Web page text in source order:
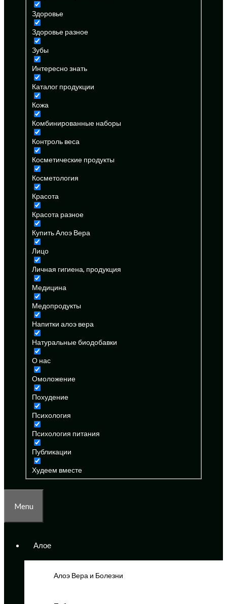
Здоровье
Здоровье разное
Зубы
Интересно знать
Каталог продукции
Кожа
Комбинированные наборы
Контроль веса
Косметические продукты
Косметология
Красота
Красота разное
Купить Алоэ Вера
Лицо
Личная гигиена, продукция
Медицина
Медопродукты
Напитки алоэ вера
Натуральные биодобавки
О нас
Омоложение
Похудение
Психология
Психология питания
Публикации
Худеем вместе
Menu
Алое
Алоэ Вера и Болезни